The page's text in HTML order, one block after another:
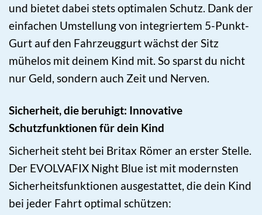
und bietet dabei stets optimalen Schutz. Dank der
einfachen Umstellung von integriertem 5-Punkt-
Gurt auf den Fahrzeuggurt wächst der Sitz
mühelos mit deinem Kind mit. So sparst du nicht
nur Geld, sondern auch Zeit und Nerven.
Sicherheit, die beruhigt: Innovative
Schutzfunktionen für dein Kind
Sicherheit steht bei Britax Römer an erster Stelle.
Der EVOLVAFIX Night Blue ist mit modernsten
Sicherheitsfunktionen ausgestattet, die dein Kind
bei jeder Fahrt optimal schützen: